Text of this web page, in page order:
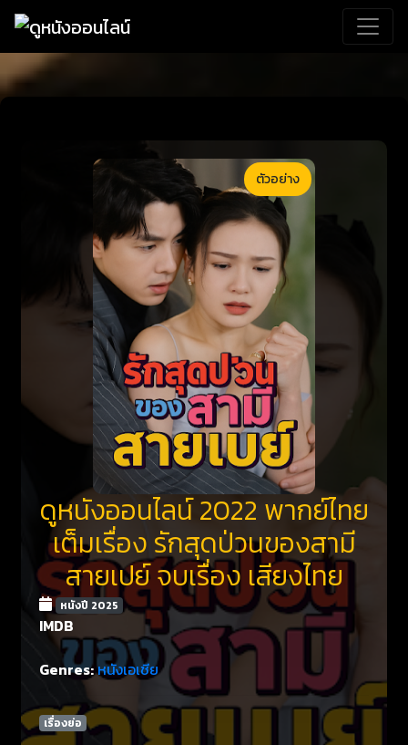
ตัวอย่าง
ดูหนังออนไลน์ 2022 พากย์ไทย
เต็มเรื่อง รักสุดป่วนของสามี
สายเปย์ จบเรื่อง เสียงไทย
หนังปี 2025
IMDB
Genres:หนังเอเชีย
เรื่องย่อ